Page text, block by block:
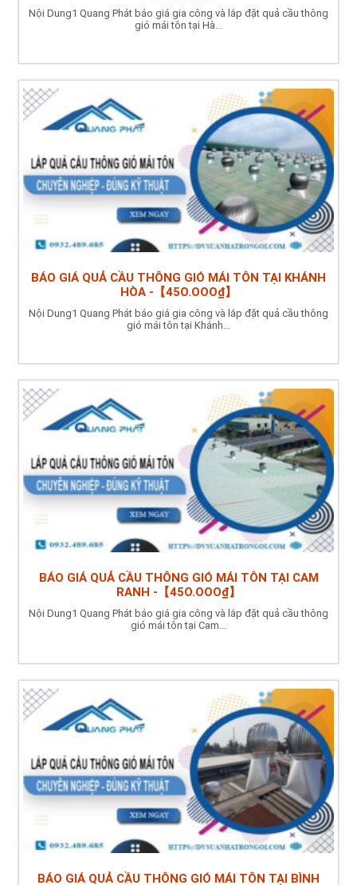
Nội Dung1 Quang Phát báo giá gia công và lắp đặt quả cầu thông
gió mái tôn tại Hà...
BÁO GIÁ QUẢ CẦU THÔNG GIÓ MÁI TÔN TẠI KHÁNH
HÒA -【45O.OOO₫】
Nội Dung1 Quang Phát báo giá gia công và lắp đặt quả cầu thông
gió mái tôn tại Khánh...
BÁO GIÁ QUẢ CẦU THÔNG GIÓ MÁI TÔN TẠI CAM
RANH -【45O.OOO₫】
Nội Dung1 Quang Phát báo giá gia công và lắp đặt quả cầu thông
gió mái tôn tại Cam...
BÁO GIÁ QUẢ CẦU THÔNG GIÓ MÁI TÔN TẠI BÌNH